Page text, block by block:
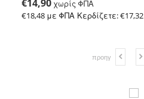
€14,90 χωρίς ΦΠΑ
€18,48 με ΦΠΑ Κερδίζετε: €17,32
προηγ